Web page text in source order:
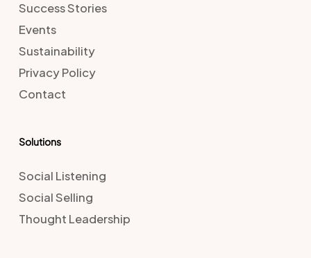
Success Stories
Events
Sustainability
Privacy Policy
Contact
Solutions
Social Listening
Social Selling
Thought Leadership